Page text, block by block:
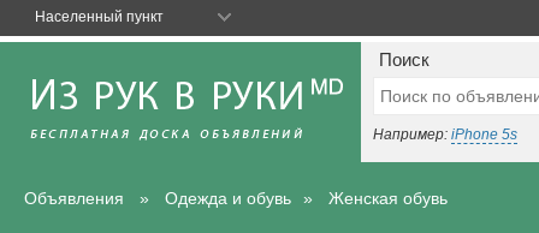
Поиск
Например: iPhone 5s
Объявления Одежда и обувь Женская обувь
Населенный пункт